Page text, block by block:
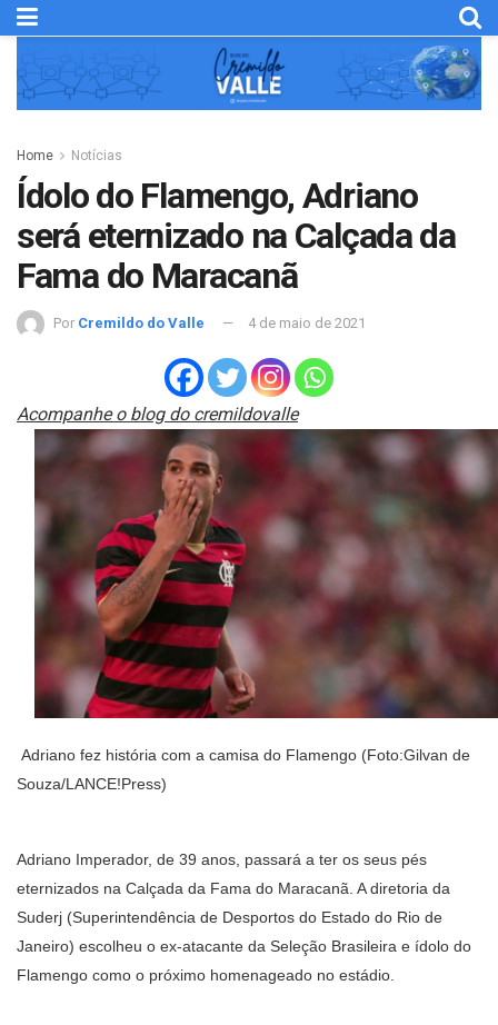
Home Notícias
Ídolo do Flamengo, Adriano
será eternizado na Calçada da
Fama do Maracanã
Por Cremildo do Valle 4 de maio de 2021
Acompanhe o blog do cremildovalle
Adriano fez história com a camisa do Flamengo (Foto:Gilvan de
Souza/LANCE!Press)
Adriano Imperador, de 39 anos, passará a ter os seus pés
eternizados na Calçada da Fama do Maracanã. A diretoria da
Suderj (Superintendência de Desportos do Estado do Rio de
Janeiro) escolheu o ex-atacante da Seleção Brasileira e ídolo do
Flamengo como o próximo homenageado no estádio.